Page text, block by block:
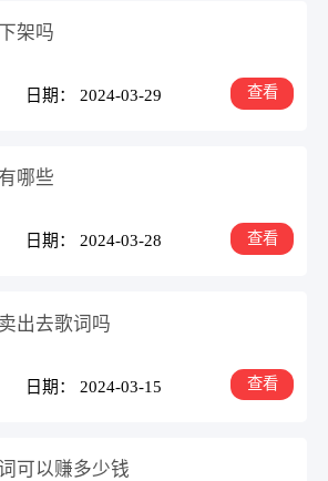
架吗
日期： 2024-03-29 查看
哪些
日期： 2024-03-28 查看
出去歌词吗
日期： 2024-03-15 查看
可以赚多少钱